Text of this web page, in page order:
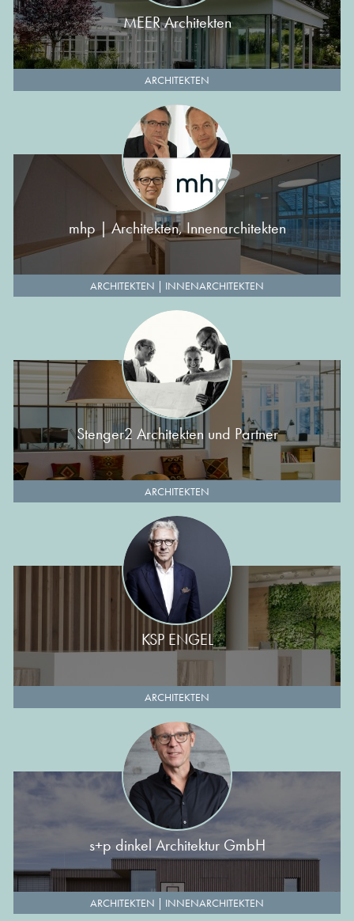
MEER Architekten
ARCHITEKTEN
mhp | Architekten, Innenarchitekten
ARCHITEKTEN | INNENARCHITEKTEN
Stenger2 Architekten und Partner
ARCHITEKTEN
KSP ENGEL
ARCHITEKTEN
s+p dinkel Architektur GmbH
ARCHITEKTEN | INNENARCHITEKTEN